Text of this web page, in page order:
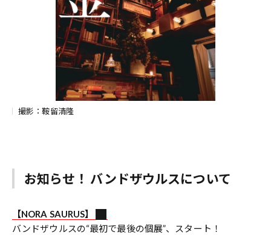
撮影：鞍留清隆
お知らせ！ バンドザウルスについて
【NORA SAURUS】
バンドザウルスの“最初で最後の個展”、スタート！